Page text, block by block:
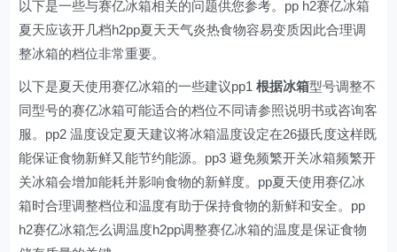
以下是一些与赛亿冰箱相关的问题供您参考。pp h2赛亿冰箱
夏天应该开几档h2pp夏天天气炎热食物容易变质因此合理调
整冰箱的档位非常重要。
以下是夏天使用赛亿冰箱的一些建议pp1 根据冰箱型号调整不
同型号的赛亿冰箱可能适合的档位不同请参照说明书或咨询客
服。pp2 温度设定夏天建议将冰箱温度设定在26摄氏度这样既
能保证食物新鲜又能节约能源。pp3 避免频繁开关冰箱频繁开
关冰箱会增加能耗并影响食物的新鲜度。pp夏天使用赛亿冰
箱时合理调整档位和温度有助于保持食物的新鲜和安全。pp
h2赛亿冰箱怎么调温度h2pp调整赛亿冰箱的温度是保证食物